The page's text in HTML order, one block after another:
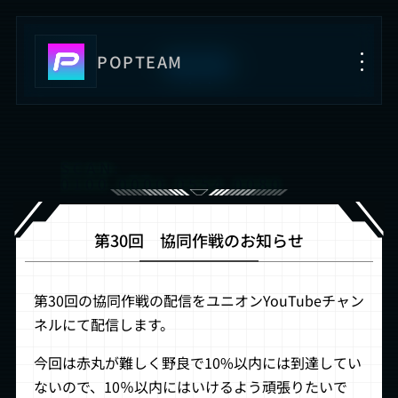
POPTEAM
ユニオンルール
© 2024
BLOG
0020.0000.0553.0080
0001.0000.0554.0550
SCAN: __
SCAN: __
0100.0000.0554.0080
SCAN: __
0020.0000.0553.0080
第30回 協同作戦のお知らせ
第30回の協同作戦の配信をユニオンYouTubeチャン
ネルにて配信します。
今回は赤丸が難しく野良で10%以内には到達してい
ないので、10％以内にはいけるよう頑張りたいで